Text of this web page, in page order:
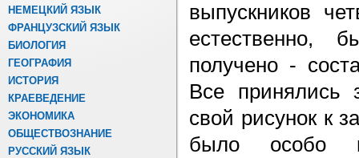
НЕМЕЦКИЙ ЯЗЫК
ФРАНЦУЗСКИЙ ЯЗЫК
БИОЛОГИЯ
ГЕОГРАФИЯ
ИСТОРИЯ
КРАЕВЕДЕНИЕ
ЭКОНОМИКА
ОБЩЕСТВОЗНАНИЕ
РУССКИЙ ЯЗЫК
выпускников
естественно,
получено -
Все принялись
свой рисунок к
было особо